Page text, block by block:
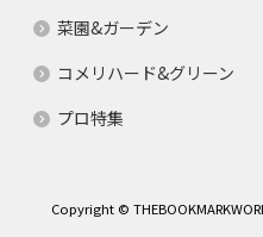
菜園&ガーデン
コメリハード&グリーン
プロ特集
Copyright ©